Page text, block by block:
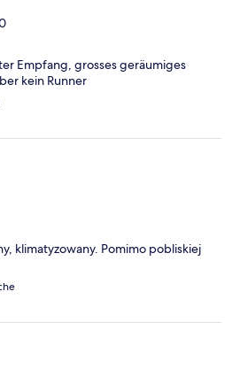
Empfang, grosses geräumiges
kein Runner
klimatyzowany. Pomimo pobliskiej